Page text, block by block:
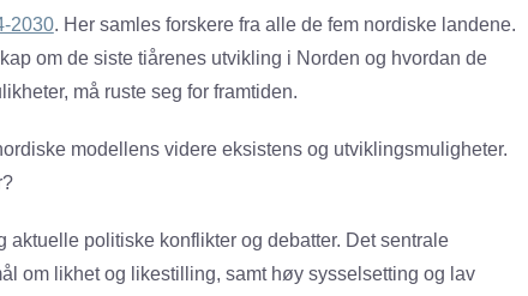
2030. Her samles forskere fra alle de fem nordiske landene.
om de siste tiårenes utvikling i Norden og hvordan de
må ruste seg for framtiden.
modellens videre eksistens og utviklingsmuligheter.
politiske konflikter og debatter. Det sentrale
om likhet og likestilling, samt høy sysselsetting og lav